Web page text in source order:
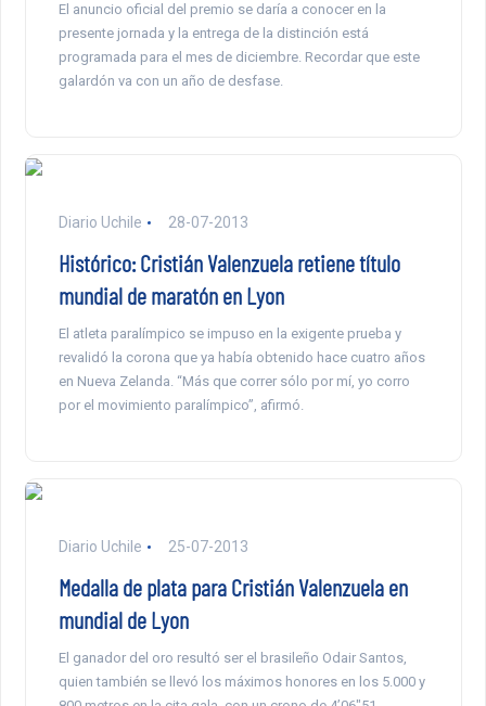
El anuncio oficial del premio se daría a conocer en la
presente jornada y la entrega de la distinción está
programada para el mes de diciembre. Recordar que este
galardón va con un año de desfase.
Diario Uchile 28-07-2013
Histórico: Cristián Valenzuela retiene título
mundial de maratón en Lyon
El atleta paralímpico se impuso en la exigente prueba y
revalidó la corona que ya había obtenido hace cuatro años
en Nueva Zelanda. “Más que correr sólo por mí, yo corro
por el movimiento paralímpico”, afirmó.
Diario Uchile 25-07-2013
Medalla de plata para Cristián Valenzuela en
mundial de Lyon
El ganador del oro resultó ser el brasileño Odair Santos,
quien también se llevó los máximos honores en los 5.000 y